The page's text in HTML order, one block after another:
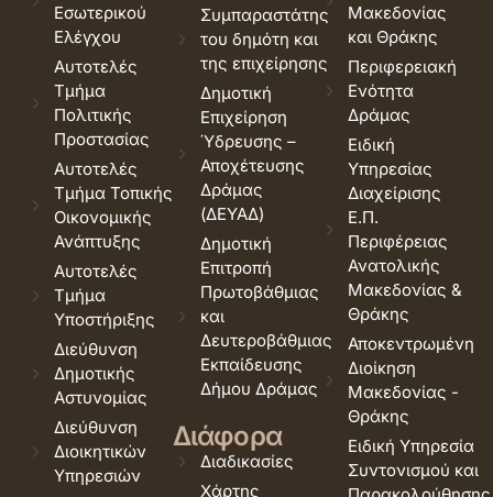
Εσωτερικού
Ελέγχου
Αυτοτελές
Τμήμα
Πολιτικής
Προστασίας
Αυτοτελές
Τμήμα Τοπικής
Οικονομικής
Ανάπτυξης
Αυτοτελές
Τμήμα
Υποστήριξης
Διεύθυνση
Δημοτικής
Αστυνομίας
Διεύθυνση
Διοικητικών
Υπηρεσιών
Συμπαραστάτης
του δημότη και
της επιχείρησης
Δημοτική
Επιχείρηση
Ύδρευσης –
Αποχέτευσης
Δράμας
(ΔΕΥΑΔ)
Δημοτική
Επιτροπή
Πρωτοβάθμιας
και
Δευτεροβάθμιας
Εκπαίδευσης
Δήμου Δράμας
Διάφορα
Διαδικασίες
Χάρτης
Μακεδονίας
και Θράκης
Περιφερειακή
Ενότητα
Δράμας
Ειδική
Υπηρεσίας
Διαχείρισης
Ε.Π.
Περιφέρειας
Ανατολικής
Μακεδονίας &
Θράκης
Αποκεντρωμένη
Διοίκηση
Μακεδονίας -
Θράκης
Ειδική Υπηρεσία
Συντονισμού και